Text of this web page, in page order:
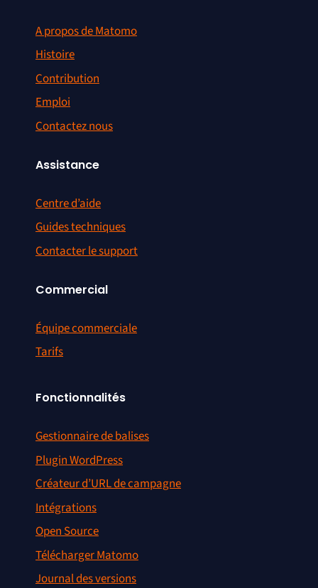
A propos de Matomo
Histoire
Contribution
Emploi
Contactez nous
Assistance
Centre d’aide
Guides techniques
Contacter le support
Commercial
Équipe commerciale
Tarifs
Fonctionnalités
Gestionnaire de balises
Plugin WordPress
Créateur d’URL de campagne
Intégrations
Open Source
Télécharger Matomo
Journal des versions